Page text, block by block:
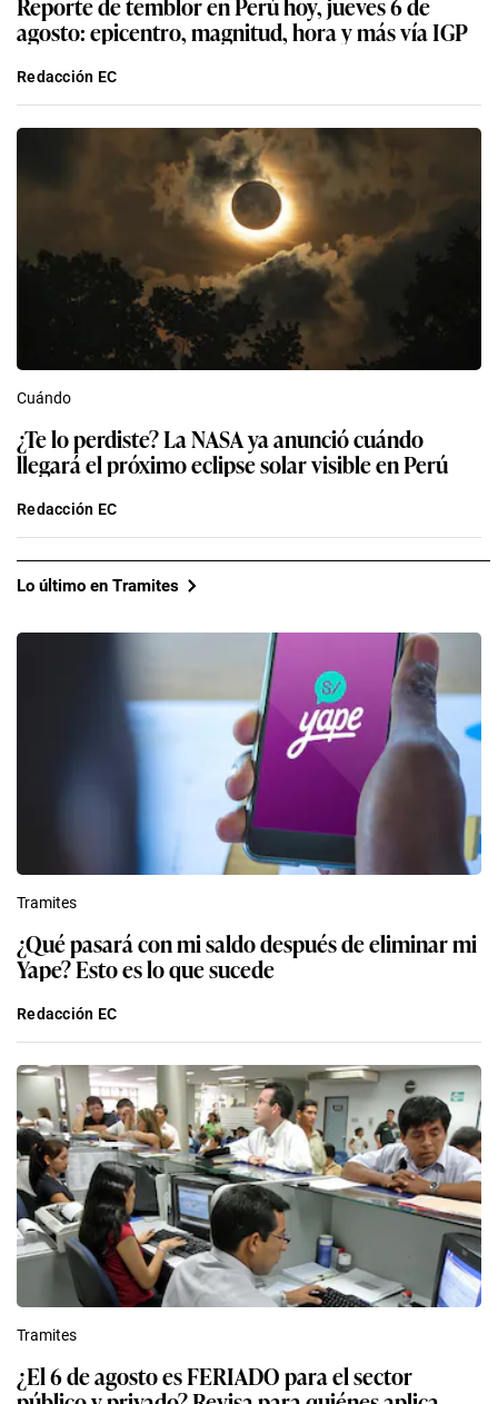
agosto: epicentro, magnitud, hora y más vía IGP
Redacción EC
Cuándo
¿Te lo perdiste? La NASA ya anunció cuándo
llegará el próximo eclipse solar visible en Perú
Redacción EC
Lo último en Tramites
Tramites
¿Qué pasará con mi saldo después de eliminar mi
Yape? Esto es lo que sucede
Redacción EC
Tramites
¿El 6 de agosto es FERIADO para el sector